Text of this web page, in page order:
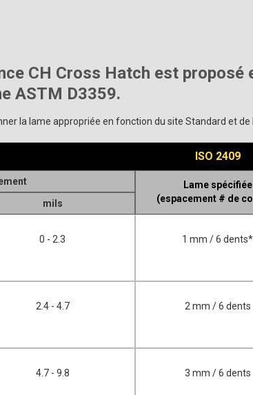
CH Cross Hatch est
ASTM D3359.
la lame appropriée en fonction du site Standard et
ISO 2409
Lame spécifiée
(espacement # de
mils
0 - 2.3 1 mm / 6 dents*
2.4 - 4.7 2 mm / 6 dents
4.7 - 9.8 3 mm / 6 dents